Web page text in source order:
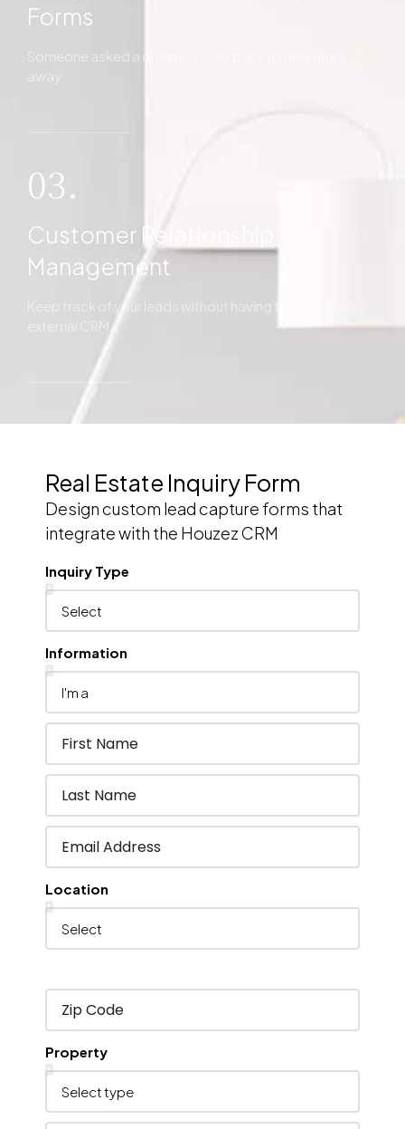
Forms
Someone asked a question? Get back to them right
away
03.
Customer Relationship
Management
Keep track of your leads without having to pay for an
external CRM
Real Estate Inquiry Form
Design custom lead capture forms that
integrate with the Houzez CRM
Inquiry Type
Information
Location
Property